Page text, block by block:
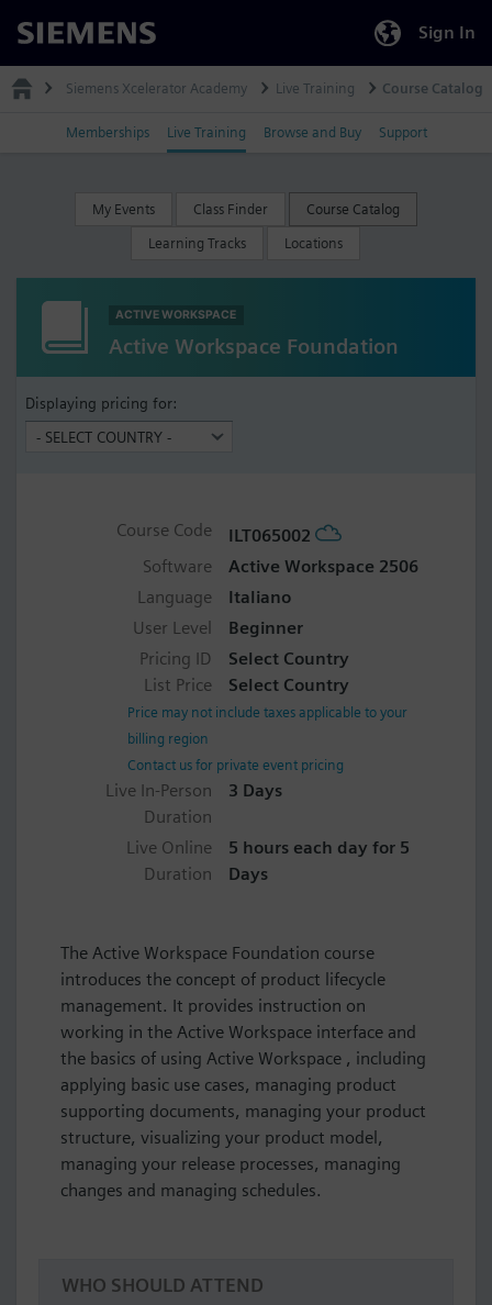
Siemens Sign In
Siemens Xcelerator Academy Live Training Course Catalog
Memberships Live Training Browse and Buy Support
My Events Class Finder Course Catalog
Learning Tracks Locations
ACTIVE WORKSPACE
Active Workspace Foundation
Displaying pricing for:
Course Code
ILT065002
Software
Active Workspace 2506
Language
Italiano
User Level
Beginner
Pricing ID
Select Country
List Price
Select Country
Price may not include taxes applicable to your
billing region
Contact us for private event pricing
Live In-Person
Duration
3 Days
Live Online
Duration
5 hours each day for 5
Days
The Active Workspace Foundation course
introduces the concept of product lifecycle
management. It provides instruction on
working in the Active Workspace interface and
the basics of using Active Workspace , including
applying basic use cases, managing product
supporting documents, managing your product
structure, visualizing your product model,
managing your release processes, managing
changes and managing schedules.
WHO SHOULD ATTEND